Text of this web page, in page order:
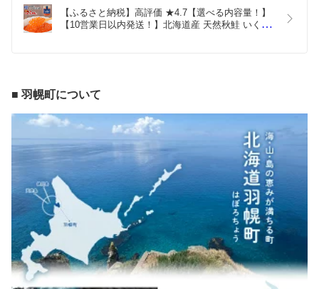
【ふるさと納税】高評価 ★4.7【選べる内容量！】
【10営業日以内発送！】北海道産 天然秋鮭 いくら
■ 羽幌町について